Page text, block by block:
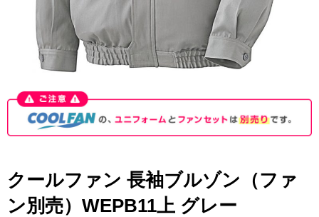
クールファン 長袖ブルゾン（ファ
ン別売）WEPB11上 グレー